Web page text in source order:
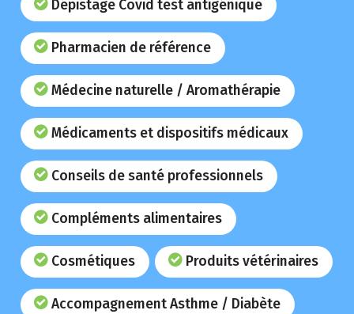
Dépistage Covid test antigénique
Pharmacien de référence
Médecine naturelle / Aromathérapie
Médicaments et dispositifs médicaux
Conseils de santé professionnels
Compléments alimentaires
Cosmétiques Produits vétérinaires
Accompagnement Asthme / Diabète